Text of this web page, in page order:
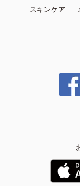
スキンケア